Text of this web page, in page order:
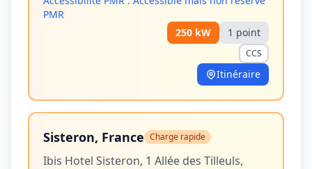
PMR
250 kW 1 point
CCS
Itinéraire
Sisteron, France Charge rapide
Ibis Hotel Sisteron, 1 Allée des Tilleuls,